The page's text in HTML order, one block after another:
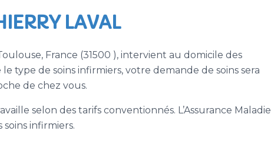
LAVAL
France (31500 ), intervient au domicile des
type de soins infirmiers, votre demande de soins sera
de chez vous.
selon des tarifs conventionnés. L’Assurance Maladie
infirmiers.